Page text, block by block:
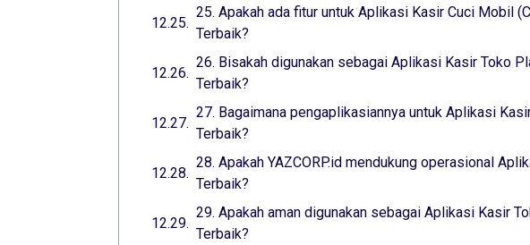
25. Apakah ada fitur untuk Aplikasi Kasir Cuci Mobil
Terbaik?
26. Bisakah digunakan sebagai Aplikasi Kasir Toko
Terbaik?
27. Bagaimana pengaplikasiannya untuk Aplikasi
Terbaik?
28. Apakah YAZCORP.id mendukung operasional
Terbaik?
29. Apakah aman digunakan sebagai Aplikasi Kasir
Terbaik?